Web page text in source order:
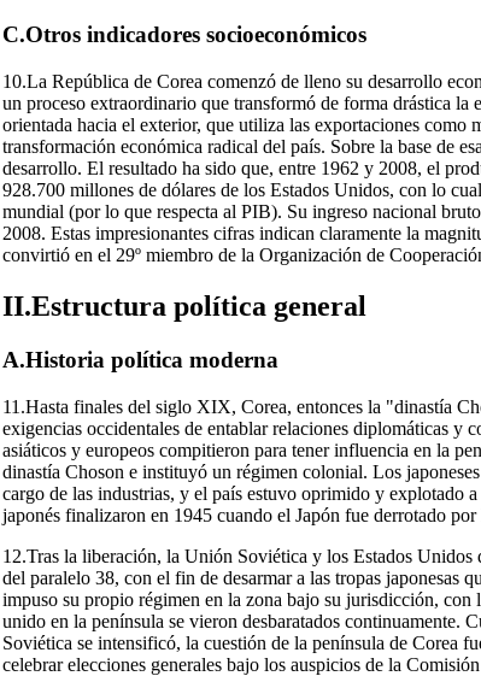
C.Otros indicadores socioeconómicos
10.La República de Corea comenzó de lleno su desarrollo
un proceso extraordinario que transformó de forma drástica la
orientada hacia el exterior, que utiliza las exportaciones como
transformación económica radical del país. Sobre la base de
desarrollo. El resultado ha sido que, entre 1962 y 2008, el
928.700 millones de dólares de los Estados Unidos, con lo
mundial (por lo que respecta al PIB). Su ingreso nacional
2008. Estas impresionantes cifras indican claramente la
convirtió en el 29º miembro de la Organización de
II.Estructura política general
A.Historia política moderna
11.Hasta finales del siglo XIX, Corea, entonces la "dinastía
exigencias occidentales de entablar relaciones diplomáticas y
asiáticos y europeos compitieron para tener influencia en la
dinastía Choson e instituyó un régimen colonial. Los
cargo de las industrias, y el país estuvo oprimido y explotado
japonés finalizaron en 1945 cuando el Japón fue derrotado
12.Tras la liberación, la Unión Soviética y los Estados
del paralelo 38, con el fin de desarmar a las tropas japonesas
impuso su propio régimen en la zona bajo su jurisdicción,
unido en la península se vieron desbaratados continuamente.
Soviética se intensificó, la cuestión de la península de Corea
celebrar elecciones generales bajo los auspicios de la